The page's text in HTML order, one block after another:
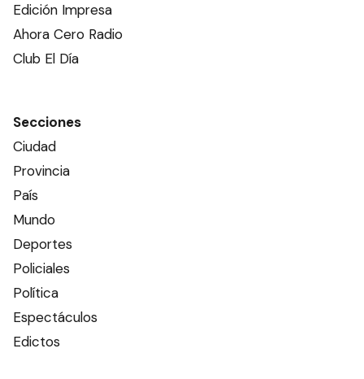
Edición Impresa
Ahora Cero Radio
Club El Día
Secciones
Ciudad
Provincia
País
Mundo
Deportes
Policiales
Política
Espectáculos
Edictos